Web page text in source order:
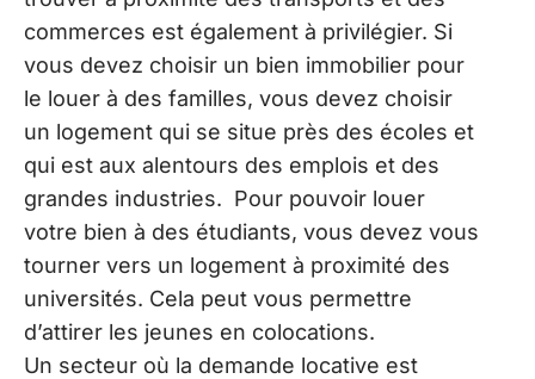
commerces est également à privilégier. Si
vous devez choisir un bien immobilier pour
le louer à des familles, vous devez choisir
un logement qui se situe près des écoles et
qui est aux alentours des emplois et des
grandes industries. Pour pouvoir louer
votre bien à des étudiants, vous devez vous
tourner vers un logement à proximité des
universités. Cela peut vous permettre
d’attirer les jeunes en colocations.
Un secteur où la demande locative est